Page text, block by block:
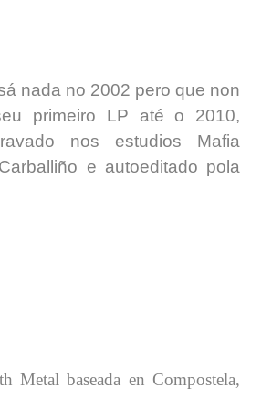
nada no 2002 pero que non
primeiro LP até o 2010,
nos estudios Mafia
e autoeditado pola
Metal baseada en Compostela,